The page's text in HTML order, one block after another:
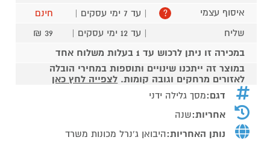
איסוף עצמי
? | עד 7 ימי עסקים |
חינם
שליח
| עד 12 ימי עסקים |
39 ₪
במכירה זו ניתן לרכוש עד 1 בעלות משלוח אחד
במוצר זה ייתכנו שינויים ותוספות במחירי הובלה
לאזורים מרחקים וגובה קומות. לצפייה לחץ כאן
דגם:מסך גלילה ידני
אחריות:שנה
נותן האחריות:היבואן ג'נרל מכונות משרד